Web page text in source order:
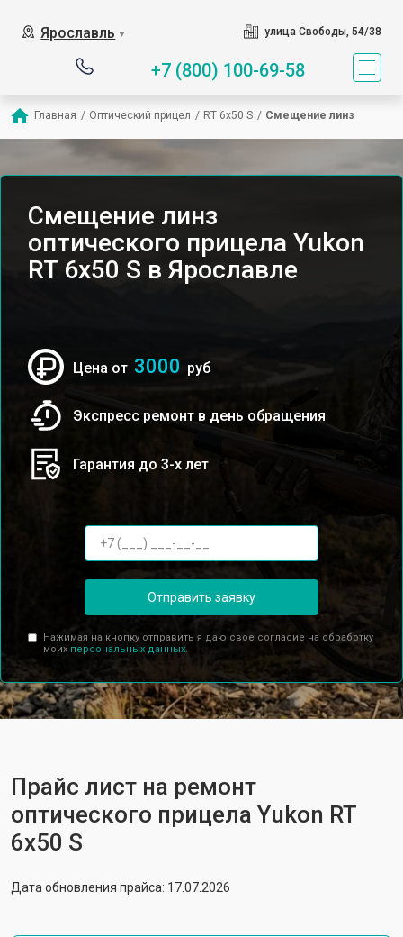
Ярославль ▼ улица Свободы, 54/38
+7 (800) 100-69-58
Главная / Оптический прицел / RT 6x50 S / Смещение линз
Смещение линз
оптического прицела Yukon
RT 6x50 S в Ярославле
Цена от 3000 руб
Экспресс ремонт в день обращения
Гарантия до 3-х лет
Отправить заявку
Нажимая на кнопку отправить я даю свое согласие на обработку
моих персональных данных.
Прайс лист на ремонт
оптического прицела Yukon RT
6x50 S
Дата обновления прайса: 17.07.2026